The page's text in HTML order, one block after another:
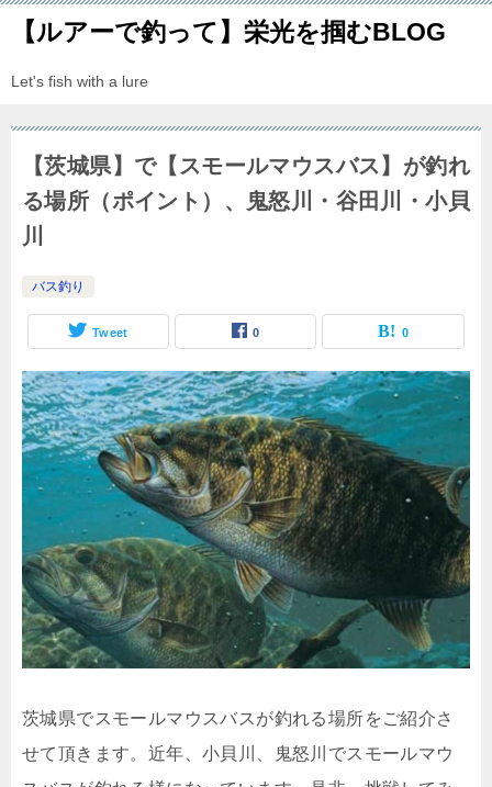
【ルアーで釣って】栄光を掴むBLOG
Let's fish with a lure
【茨城県】で【スモールマウスバス】が釣れ
る場所（ポイント）、鬼怒川・谷田川・小貝
川
バス釣り
Tweet 0 0
茨城県でスモールマウスバスが釣れる場所をご紹介さ
せて頂きます。近年、小貝川、鬼怒川でスモールマウ